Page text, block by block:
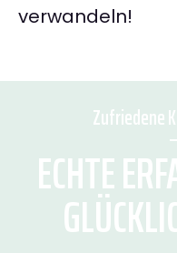
verwandeln!
Zufriedene
ECHTE